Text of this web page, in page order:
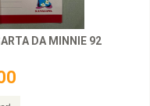
DA MINNIE 92